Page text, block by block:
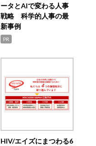
ータとAIで変わる人事
戦略 科学的人事の最
新事例
PR
HIV/エイズにまつわる6